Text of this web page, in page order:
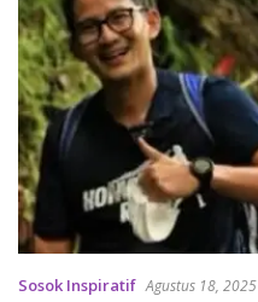
Sosok Inspiratif Agustus 18, 2025